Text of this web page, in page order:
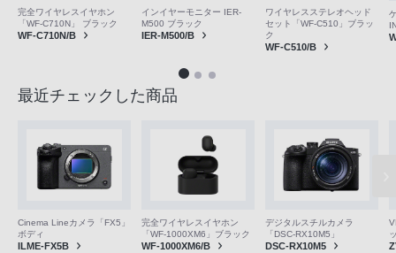
完全ワイヤレスイヤホン
「WF-C710N」 ブラック
WF-C710N/B
インイヤーモニター IER-
M500 ブラック
IER-M500/B
ワイヤレスステレオヘッド
セット「WF-C510」ブラッ
ク
WF-C510/B
最近チェックした商品
Cinema Lineカメラ「FX5」
ボディ
ILME-FX5B
完全ワイヤレスイヤホン
「WF-1000XM6」ブラック
WF-1000XM6/B
デジタルスチルカメラ
「DSC-RX10M5」
DSC-RX10M5